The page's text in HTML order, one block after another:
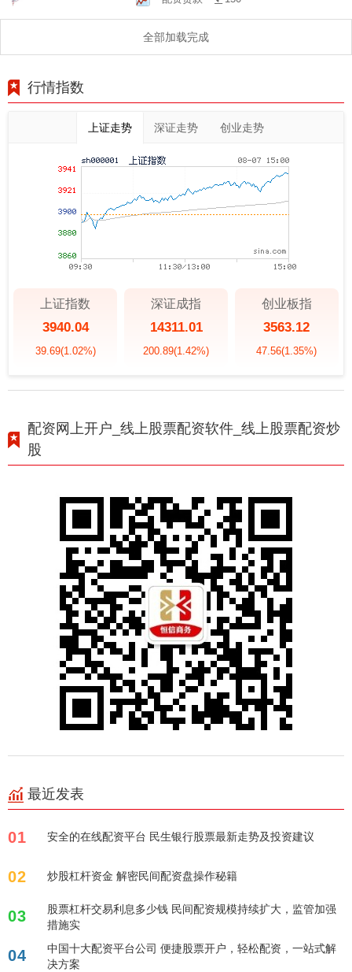
轻松掌握配资市场动态！
全部加载完成
行情指数
上证走势 深证走势 创业走势
上证指数
3940.04
39.69(1.02%)
深证成指
14311.01
200.89(1.42%)
创业板指
3563.12
47.56(1.35%)
配资网上开户_线上股票配资软件_线上股票配资炒
股
最近发表
01 安全的在线配资平台 民生银行股票最新走势及投资建议
02 炒股杠杆资金 解密民间配资盘操作秘籍
03
股票杠杆交易利息多少钱 民间配资规模持续扩大，监管加强
措施实
04
中国十大配资平台公司 便捷股票开户，轻松配资，一站式解
决方案